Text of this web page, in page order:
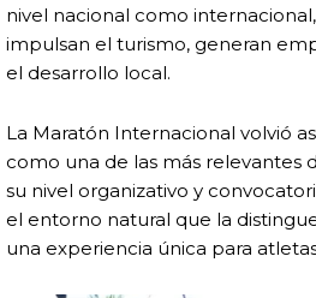
nivel nacional como
impulsan el turismo, generan
el desarrollo local.
La Maratón Internacional volvió
como una de las más relevantes
su nivel organizativo y
el entorno natural que la
una experiencia única para